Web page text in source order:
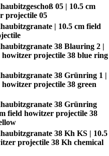
05 | 10.5 cm
projectile 05
| 10.5 cm field
38 Blauring 2 |
howitzer projectile 38 blue ring
38 Grünring 1 |
howitzer projectile 38 green
38 Grünring
field howitzer projectile 38
38 Kh KS | 10.5
projectile 38 Kh chemical